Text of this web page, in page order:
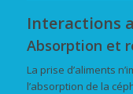
Interactions
Absorption et
La prise d’aliments
l’absorption de la